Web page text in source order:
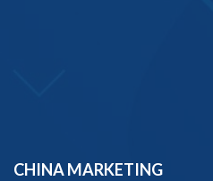
CHINA MARKETING